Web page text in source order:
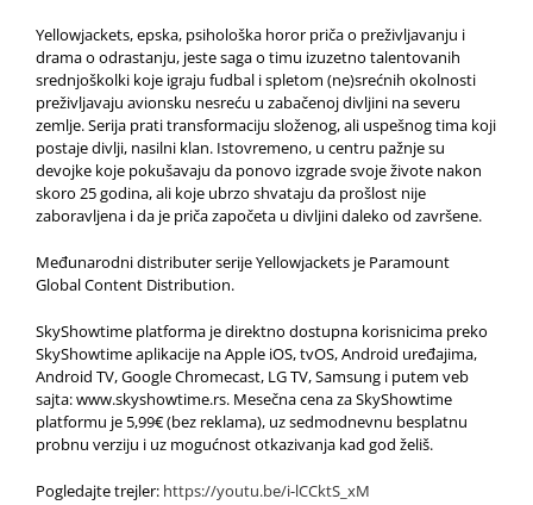
Yellowjackets, epska, psihološka horor priča o preživljavanju i
drama o odrastanju, jeste saga o timu izuzetno talentovanih
srednjoškolki koje igraju fudbal i spletom (ne)srećnih okolnosti
preživljavaju avionsku nesreću u zabačenoj divljini na severu
zemlje. Serija prati transformaciju složenog, ali uspešnog tima koji
postaje divlji, nasilni klan. Istovremeno, u centru pažnje su
devojke koje pokušavaju da ponovo izgrade svoje živote nakon
skoro 25 godina, ali koje ubrzo shvataju da prošlost nije
zaboravljena i da je priča započeta u divljini daleko od završene.
Međunarodni distributer serije Yellowjackets je Paramount
Global Content Distribution.
SkyShowtime platforma je direktno dostupna korisnicima preko
SkyShowtime aplikacije na Apple iOS, tvOS, Android uređajima,
Android TV, Google Chromecast, LG TV, Samsung i putem veb
sajta: www.skyshowtime.rs. Mesečna cena za SkyShowtime
platformu je 5,99€ (bez reklama), uz sedmodnevnu besplatnu
probnu verziju i uz mogućnost otkazivanja kad god želiš.
Pogledajte trejler: https://youtu.be/i-lCCktS_xM